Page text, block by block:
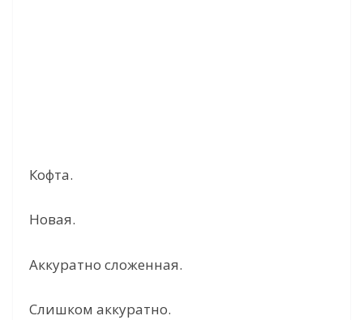
Кофта.
Новая.
Аккуратно сложенная.
Слишком аккуратно.